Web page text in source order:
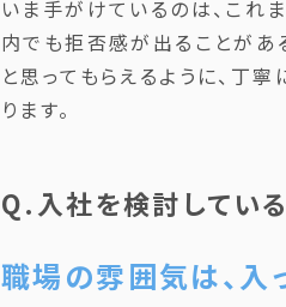
いま手がけているのは、これ
内でも拒否感が出ることがあ
と思ってもらえるように、丁
ります。
Q.入社を検討してい
職場の雰囲気は、入